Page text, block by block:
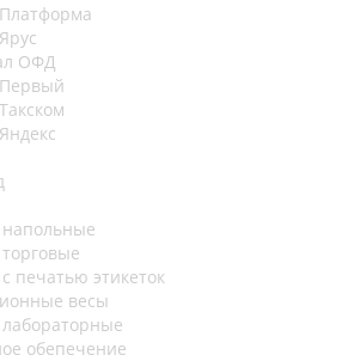
ОФД
печатью этикеток
весы
обепечение